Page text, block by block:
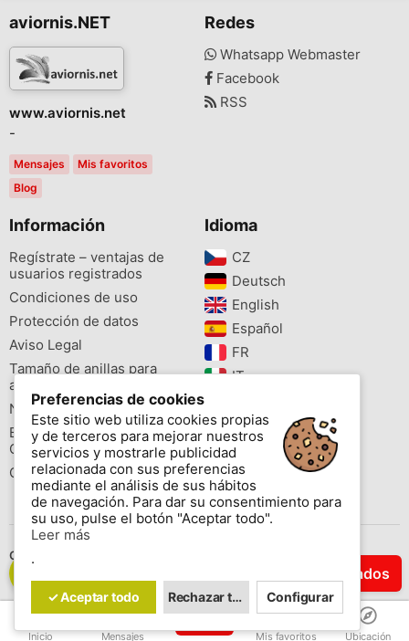
Filtrar Resultados
aviornis.NET
www.aviornis.net
-
Mensajes
Mis favoritos
Blog
Redes
Whatsapp Webmaster
Facebook
RSS
Información
Regístrate – ventajas de
usuarios registrados
Condiciones de uso
Protección de datos
Aviso Legal
Tamaño de anillas para
aves
Newsletter
Buscador de especies
Cites
Colores de las anillas
Idioma
CZ‎
Deutsch‎
English‎
Español‎
FR‎
IT‎
PL‎
PT‎
Preferencias de cookies
Este sitio web utiliza cookies propias
y de terceros para mejorar nuestros
servicios y mostrarle publicidad
relacionada con sus preferencias
mediante el análisis de sus hábitos
de navegación. Para dar su consentimiento para
su uso, pulse el botón "Aceptar todo".
Leer más
.
✓ Aceptar todo Rechazar todo Configurar
Contáctenos
Copyright © 2026 www.aviornis.net Tablón de anuncios gratis.
Inicio Mensajes Mis favoritos Ubicación